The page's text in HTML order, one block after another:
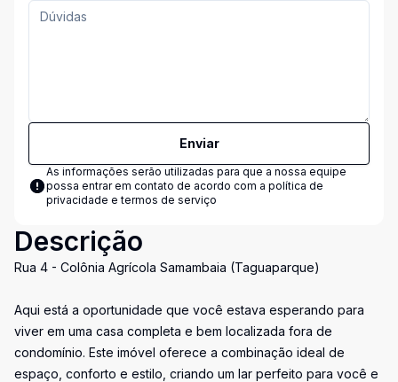
Enviar
As informações serão utilizadas para que a nossa equipe
possa entrar em contato de acordo com a política de
privacidade e termos de serviço
Descrição
Rua 4 - Colônia Agrícola Samambaia (Taguaparque)
Aqui está a oportunidade que você estava esperando para
viver em uma casa completa e bem localizada fora de
condomínio. Este imóvel oferece a combinação ideal de
espaço, conforto e estilo, criando um lar perfeito para você e